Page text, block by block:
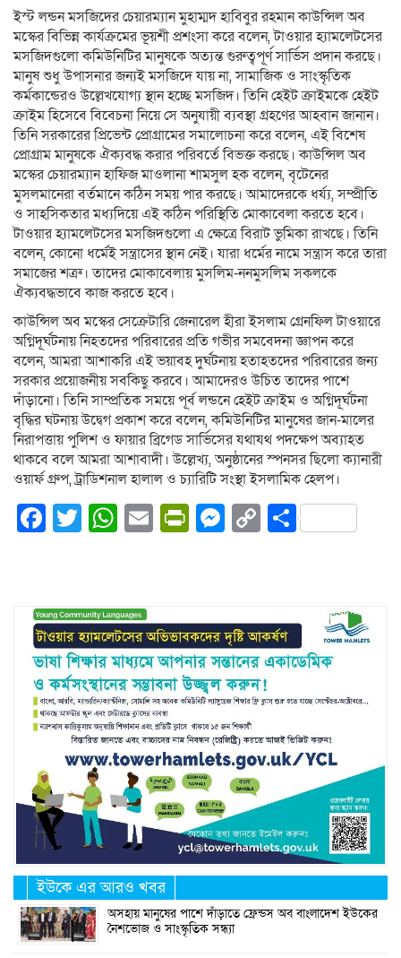
ইস্ট লন্ডন মসজিদের চেয়ারম্যান মুহাম্মদ হাবিবুর রহমান কাউন্সিল অব
মস্কের বিভিন্ন কার্যক্রমের ভূয়শী প্রশংসা করে বলেন, টাওয়ার হ্যামলেটসের
মসজিদগুলো কমিউনিটির মানুষকে অত্যন্ত গুরুত্বপূর্ণ সার্ভিস প্রদান করছে।
মানুষ শুধু উপাসনার জন্যই মসজিদে যায় না, সামাজিক ও সাংস্কৃতিক
কর্মকান্ডেরও উল্লেখযোগ্য স্থান হচ্ছে মসজিদ। তিনি হেইট ক্রাইমকে হেইট
ক্রাইম হিসেবে বিবেচনা নিয়ে সে অনুযায়ী ব্যবস্থা গ্রহণের আহবান জানান।
তিনি সরকারের প্রিভেন্ট প্রোগ্রামের সমালোচনা করে বলেন, এই বিশেষ
প্রোগ্রাম মানুষকে ঐক্যবদ্ধ করার পরিবর্তে বিভক্ত করছে। কাউন্সিল অব
মস্কের চেয়ারম্যান হাফিজ মাওলানা শামসুল হক বলেন, বৃটেনের
মুসলমানেরা বর্তমানে কঠিন সময় পার করছে। আমাদেরকে ধর্য্য, সম্প্রীতি
ও সাহসিকতার মধ্যদিয়ে এই কঠিন পরিস্থিতি মোকাবেলা করতে হবে।
টাওয়ার হ্যামলেটসের মসজিদগুলো এ ক্ষেত্রে বিরাট ভুমিকা রাখছে। তিনি
বলেন, কোনো ধর্মেই সন্ত্রাসের স্থান নেই। যারা ধর্মের নামে সন্ত্রাস করে তারা
সমাজের শত্রু। তাদের মোকাবেলায় মুসলিম-ননমুসলিম সকলকে
ঐক্যবদ্ধভাবে কাজ করতে হবে।
কাউন্সিল অব মস্কের সেক্রেটারি জেনারেল হীরা ইসলাম গ্রেনফিল টাওয়ারে
অগ্নিদূর্ঘটনায় নিহতদের পরিবারের প্রতি গভীর সমবেদনা জ্ঞাপন করে
বলেন, আমরা আশাকরি এই ভয়াবহ দুর্ঘটনায় হতাহতদের পরিবারের জন্য
সরকার প্রয়োজনীয় সবকিছু করবে। আমাদেরও উচিত তাদের পাশে
দাঁড়ানো। তিনি সাম্প্রতিক সময়ে পূর্ব লন্ডনে হেইট ক্রাইম ও অগ্নিদূর্ঘটনা
বৃদ্ধির ঘটনায় উদ্বেগ প্রকাশ করে বলেন, কমিউনিটির মানুষের জান-মালের
নিরাপত্তায় পুলিশ ও ফায়ার ব্রিগেড সার্ভিসের যথাযথ পদক্ষেপ অব্যাহত
থাকবে বলে আমরা আশাবাদী। উল্লেখ্য, অনুষ্ঠানের স্পনসর ছিলো ক্যানারী
ওয়ার্ফ গ্রুপ, ট্রাডিশনাল হালাল ও চ্যারিটি সংস্থা ইসলামিক হেলপ।
Facebook
Twitter
WhatsApp
EmailPrintFriendly
Messenger
CopyShare
ইউকে এর আরও খবর
অসহায় মানুষের পাশে দাঁড়াতে ফ্রেন্ডস অব বাংলাদেশ ইউকের
নৈশভোজ ও সাংস্কৃতিক সন্ধ্যা